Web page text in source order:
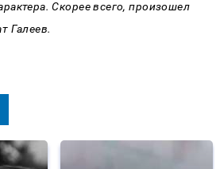
Скорее всего, произошел
Галеев.